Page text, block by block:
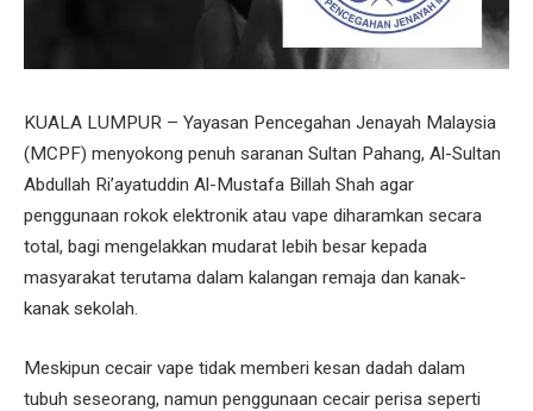
KUALA LUMPUR – Yayasan Pencegahan Jenayah Malaysia
(MCPF) menyokong penuh saranan Sultan Pahang, Al-Sultan
Abdullah Ri’ayatuddin Al-Mustafa Billah Shah agar
penggunaan rokok elektronik atau vape diharamkan secara
total, bagi mengelakkan mudarat lebih besar kepada
masyarakat terutama dalam kalangan remaja dan kanak-
kanak sekolah.
Meskipun cecair vape tidak memberi kesan dadah dalam
tubuh seseorang, namun penggunaan cecair perisa seperti